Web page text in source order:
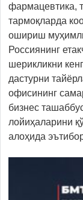
фармацевтика,
тармоқларда
ошириш
Россиянинг
шерикликни
дастурни
офисининг
бизнес
лойиҳаларини
алоҳида